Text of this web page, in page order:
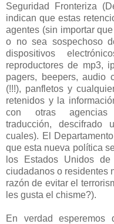
Seguridad Fronteriza
indican que estas
agentes (sin importar
o no sea sospechoso
dispositivos
reproductores de mp3,
pagers, beepers, audio
(!!!), panfletos y
retenidos y la
con otras
traducción, descifrado
cuales). El
que esta nueva política
los Estados Unidos
ciudadanos o residentes
razón de evitar el
les gusta el chisme?).
En verdad esperemos